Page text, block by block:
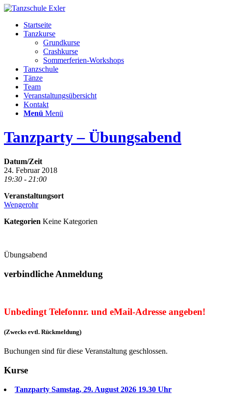
Startseite
Tanzkurse
Grundkurse
Crashkurse
Sommerferien-Workshops
Tanzschule
Tänze
Team
Veranstaltungsübersicht
Kontakt
Menü Menü
Tanzparty – Übungsabend
Datum/Zeit
24. Februar 2018
19:30 - 21:00
Veranstaltungsort
Wengerohr
Kategorien Keine Kategorien
Übungsabend
verbindliche Anmeldung
Unbedingt Telefonnr. und eMail-Adresse angeben!
(Zwecks evtl. Rückmeldung)
Buchungen sind für diese Veranstaltung geschlossen.
Kurse
Tanzparty Samstag, 29. August 2026 19.30 Uhr